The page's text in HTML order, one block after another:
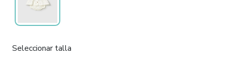
Seleccionar talla